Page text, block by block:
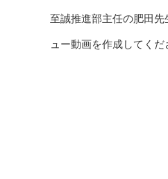
至誠推進部主任の肥田
ュー動画を作成してく